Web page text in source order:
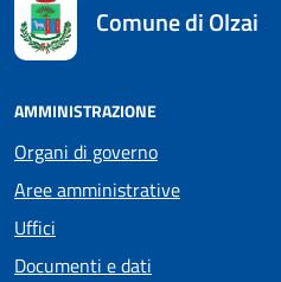
Comune di Olzai
AMMINISTRAZIONE
Organi di governo
Aree amministrative
Uffici
Documenti e dati